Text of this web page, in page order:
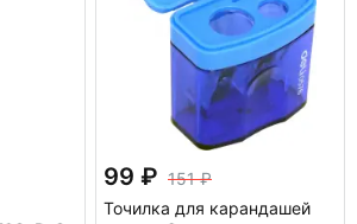
99
151
Точилка для карандашей